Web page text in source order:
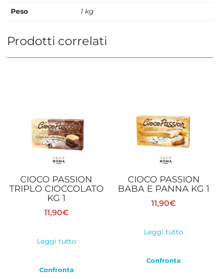
Peso 1 kg
Prodotti correlati
CIOCO PASSION
TRIPLO CIOCCOLATO
KG 1
11,90€
Leggi tutto
Confronta
CIOCO PASSION
BABA E PANNA KG 1
11,90€
Leggi tutto
Confronta